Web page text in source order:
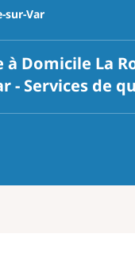
sur-Var
à Domicile La
- Services de